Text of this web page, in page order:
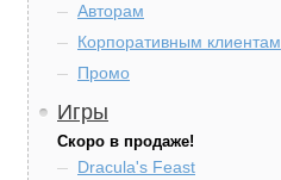
Авторам
Корпоративным клиентам
Промо
Игры
Скоро в продаже!
Dracula's Feast